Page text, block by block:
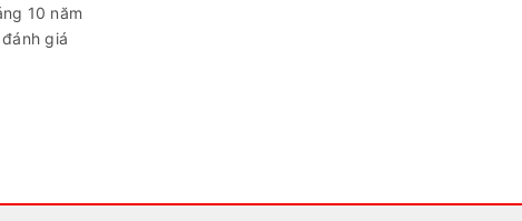
10 năm
giá